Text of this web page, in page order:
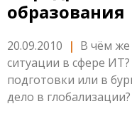
образования
20.09.2010 | В чём же
ситуации в сфере
подготовки или в
дело в глобализации?